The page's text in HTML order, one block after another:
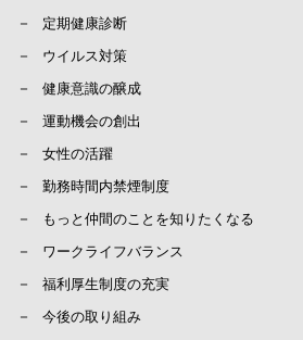
定期健康診断
ウイルス対策
健康意識の醸成
運動機会の創出
女性の活躍
勤務時間内禁煙制度
もっと仲間のことを知りたくなる
ワークライフバランス
福利厚生制度の充実
今後の取り組み